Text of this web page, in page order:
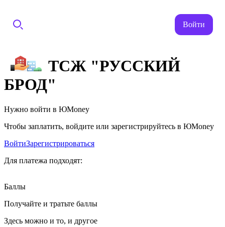
Войти
ТСЖ "РУССКИЙ
БРОД"
Нужно войти в ЮMoney
Чтобы заплатить, войдите или зарегистрируйтесь в ЮMoney
ВойтиЗарегистрироваться
Для платежа подходят:
Баллы
Получайте и тратьте баллы
Здесь можно и то, и другое